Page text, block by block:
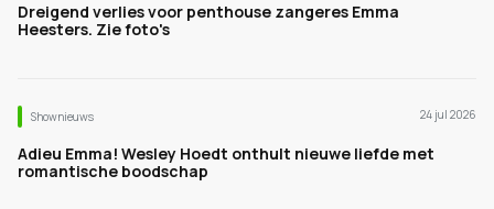
Dreigend verlies voor penthouse zangeres Emma
Heesters. Zie foto's
Shownieuws 24 jul 2026
Adieu Emma! Wesley Hoedt onthult nieuwe liefde met
romantische boodschap